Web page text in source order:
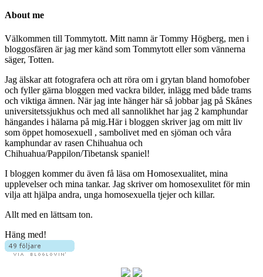
About me
Välkommen till Tommytott. Mitt namn är Tommy Högberg, men i
bloggosfären är jag mer känd som Tommytott eller som vännerna
säger, Totten.
Jag älskar att fotografera och att röra om i grytan bland homofober
och fyller gärna bloggen med vackra bilder, inlägg med både trams
och viktiga ämnen. När jag inte hänger här så jobbar jag på Skånes
universitetssjukhus och med all sannolikhet har jag 2 kamphundar
hängandes i hälarna på mig.Här i bloggen skriver jag om mitt liv
som öppet homosexuell , sambolivet med en sjöman och våra
kamphundar av rasen Chihuahua och
Chihuahua/Pappilon/Tibetansk spaniel!
I bloggen kommer du även få läsa om Homosexualitet, mina
upplevelser och mina tankar. Jag skriver om homosexulitet för min
vilja att hjälpa andra, unga homosexuella tjejer och killar.
Allt med en lättsam ton.
Häng med!